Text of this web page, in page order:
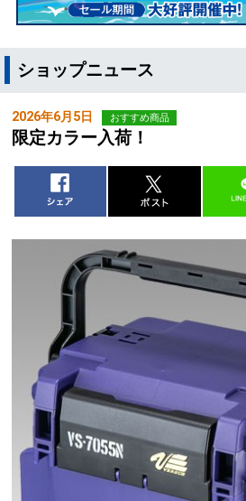
ショップニュース
2026年6月5日 おすすめ商品
限定カラー入荷！